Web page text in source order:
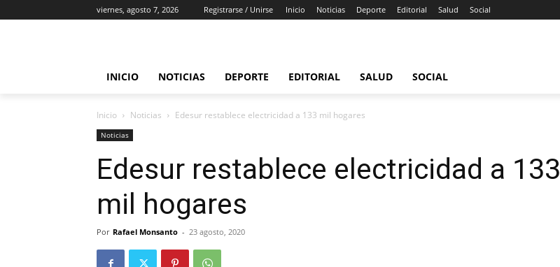
viernes, agosto 7, 2026 Registrarse / Unirse Inicio Noticias Deporte Editorial Salud Social
INICIO NOTICIAS DEPORTE EDITORIAL SALUD SOCIAL
Inicio Noticias Edesur restablece electricidad a 133 mil hogares
Noticias
Edesur restablece electricidad a 133
mil hogares
Por Rafael Monsanto - 23 agosto, 2020